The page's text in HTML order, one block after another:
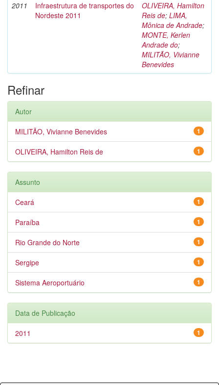
2011
Infraestrutura de transportes do
Nordeste 2011
OLIVEIRA, Hamilton
Reis de; LIMA,
Mônica de Andrade;
MONTE, Kerlen
Andrade do;
MILITÃO, Vivianne
Benevides
Refinar
Autor
1
MILITÃO, Vivianne Benevides
1
OLIVEIRA, Hamilton Reis de
Assunto
1
Ceará
1
Paraíba
1
Rio Grande do Norte
1
Sergipe
1
Sistema Aeroportuário
Data de Publicação
1
2011